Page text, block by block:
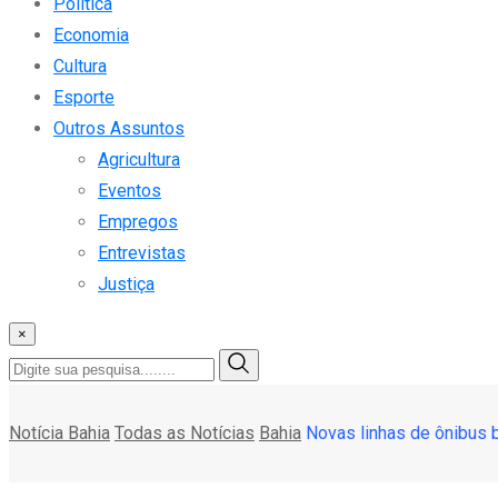
Política
Economia
Cultura
Esporte
Outros Assuntos
Agricultura
Eventos
Empregos
Entrevistas
Justiça
×
Notícia Bahia Todas as Notícias Bahia Novas linhas de ônibus